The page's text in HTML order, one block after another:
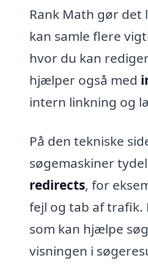
Rank Math gør det
kan samle flere
hvor du kan
hjælper også med
intern linkning og
På den tekniske
søgemaskiner
redirects, for
fejl og tab af
som kan hjælpe
visningen i